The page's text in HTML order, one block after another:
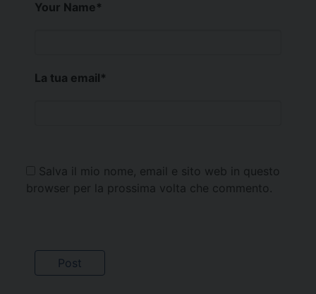
Your Name*
La tua email*
Salva il mio nome, email e sito web in questo
browser per la prossima volta che commento.